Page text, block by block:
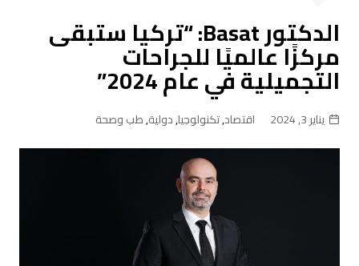
الدكتور Basat: “تركيا ستبقى
مركزًا عالميًا للجراحات
التجميلية في عام 2024”
يناير 3, 2024 اقتصاد,تكنولوجيا,دولية,طب وصحة